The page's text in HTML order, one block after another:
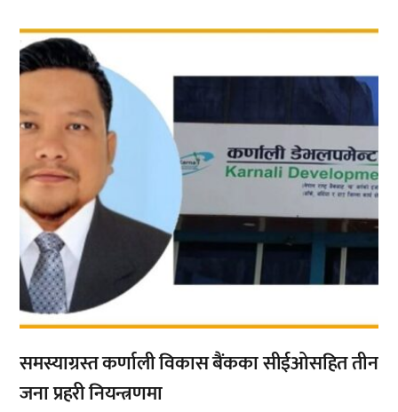
,
समस्याग्रस्त कर्णाली विकास बैंकका सीईओसहित तीन
जना प्रहरी नियन्त्रणमा